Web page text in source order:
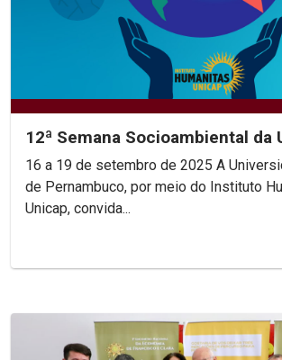
12ª Semana Socioambiental da
16 a 19 de setembro de 2025 A Universidade Católica
de Pernambuco, por meio do Instituto
Unicap, convida...